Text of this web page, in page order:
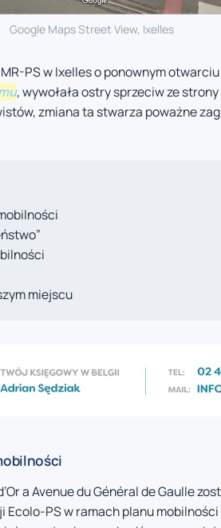
Google Maps Street View, Ixelles
PS w Ixelles o ponownym
, wywołała ostry sprzeciw ze
zmiana ta stwarza poważne
miejscu
a Avenue du Général de Gaulle
PS w ramach planu mobilności